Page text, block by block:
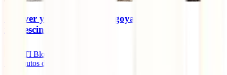
Qué ver y qué hacer en Nagoya: 10 planes
imprescindibles
IATI Blog
minutos de lectura